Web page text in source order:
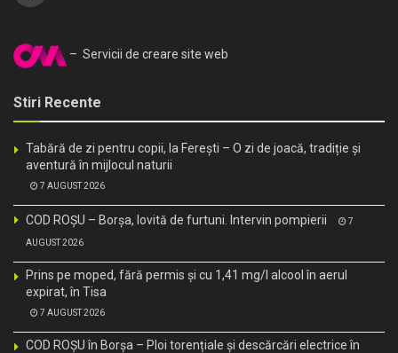
– Servicii de creare site web
Stiri Recente
Tabără de zi pentru copii, la Ferești – O zi de joacă, tradiție și
aventură în mijlocul naturii
7 AUGUST 2026
COD ROȘU – Borșa, lovită de furtuni. Intervin pompierii 7
AUGUST 2026
Prins pe moped, fără permis și cu 1,41 mg/l alcool în aerul
expirat, în Tisa
7 AUGUST 2026
COD ROȘU în Borșa – Ploi torențiale și descărcări electrice în